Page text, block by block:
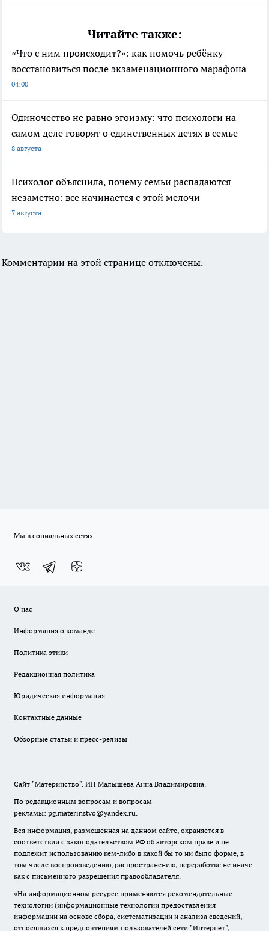
Читайте также:
«Что с ним происходит?»: как помочь ребёнку
восстановиться после экзаменационного марафона
04:00
Одиночество не равно эгоизму: что психологи на
самом деле говорят о единственных детях в семье
8 августа
Психолог объяснила, почему семьи распадаются
незаметно: все начинается с этой мелочи
7 августа
Комментарии на этой странице отключены.
Мы в социальных сетях
О нас
Информация о команде
Политика этики
Редакционная политика
Юридическая информация
Контактные данные
Обзорные статьи и пресс-релизы
Сайт "Материнство". ИП Малышева Анна Владимировна.
По редакционным вопросам и вопросам
рекламы: pg.materinstvo@yandex.ru.
Вся информация, размещенная на данном сайте, охраняется в
соответствии с законодательством РФ об авторском праве и не
подлежит использованию кем-либо в какой бы то ни было форме, в
том числе воспроизведению, распространению, переработке не иначе
как с письменного разрешения правообладателя.
«На информационном ресурсе применяются рекомендательные
технологии (информационные технологии предоставления
информации на основе сбора, систематизации и анализа сведений,
относящихся к предпочтениям пользователей сети "Интернет",